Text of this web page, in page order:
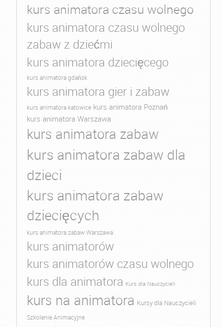
kurs animatora czasu wolnego
kurs animatora czasu wolnego
zabaw z dziećmi
kurs animatora dziecięcego
kurs animatora gdańsk
kurs animatora gier i zabaw
kurs animatora katowice kurs animatora Poznań
kurs animatora Warszawa
kurs animatora zabaw
kurs animatora zabaw dla
dzieci
kurs animatora zabaw
dziecięcych
kurs animatora zabaw Warszawa
kurs animatorów
kurs animatorów czasu wolnego
kurs dla animatora Kurs dla Nauczycieli
kurs na animatora Kursy dla Nauczycieli
Szkolenie Animacyjne